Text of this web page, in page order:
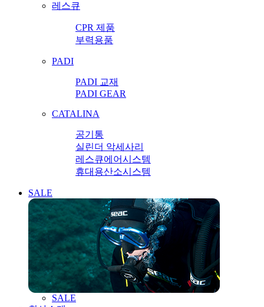
레스큐
CPR 제품
부력용품
PADI
PADI 교재
PADI GEAR
CATALINA
공기통
실린더 악세사리
레스큐에어시스템
휴대용산소시스템
SALE
SALE